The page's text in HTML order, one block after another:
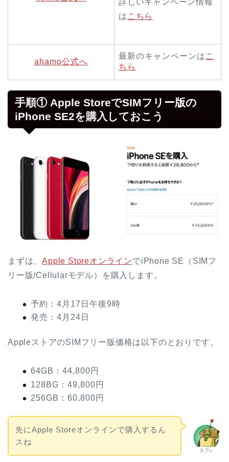
詳しいキャンペーン情報
は こちら
ahamo公式へ
最新のキャンペーンは こ
ちら
手順① Apple StoreでSIMフリー版の
iPhone SE2を購入しておこう
まずは、Apple StoreオンラインでiPhone SE（SIMフ
リー版/Cellularモデル）を購入します。
予約：4月17日午後9時
発売：4月24日
AppleストアのSIMフリー版価格は以下のとおりです。
64GB：44,800円
128BG：49,800円
256GB：60,800円
タブレ
先にApple Storeオンラインで購入するん
スね